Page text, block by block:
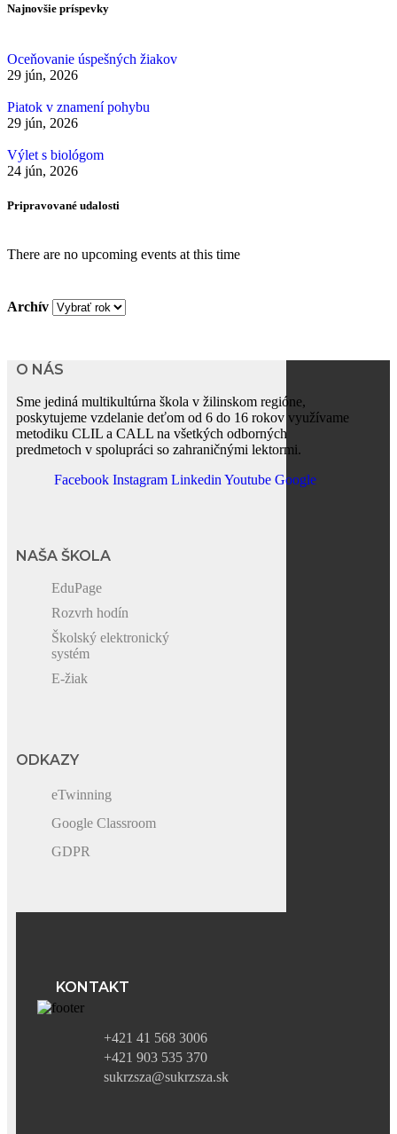
Najnovšie príspevky
Oceňovanie úspešných žiakov
29 jún, 2026
Piatok v znamení pohybu
29 jún, 2026
Výlet s biológom
24 jún, 2026
Pripravované udalosti
There are no upcoming events at this time
Archív
O NÁS
Sme jediná multikultúrna škola v žilinskom regióne,
poskytujeme vzdelanie deťom od 6 do 16 rokov využívame
metodiku CLIL a CALL na všetkých odborných
predmetoch v spolupráci so zahraničnými lektormi.
Facebook Instagram LinkedinYoutube Google
NAŠA ŠKOLA
EduPage
Rozvrh hodín
Školský elektronický
systém
E-žiak
ODKAZY
eTwinning
Google Classroom
GDPR
KONTAKT
+421 41 568 3006
+421 903 535 370
sukrzsza@sukrzsza.sk